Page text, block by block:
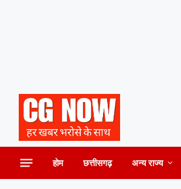
होम छत्तीसगढ़ अन्य राज्य